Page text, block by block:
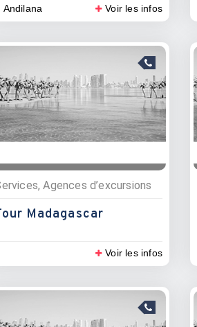
Andilana Voir les infos
Agences d’excursions
Madagascar
Voir les infos